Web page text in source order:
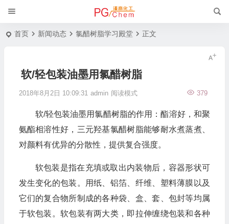
首页 新闻动态 氯醋树脂学习殿堂 正文
软/轻包装油墨用氯醋树脂
2018年8月2日 10:09:31 admin 379
阅读模式
软/轻包装油墨用氯醋树脂的作用：酯溶好，和聚
氨酯相溶性好，三元羟基氯醋树脂能够耐水煮蒸煮、
对颜料有优异的分散性，提供复合强度。
软包装是指在充填或取出内装物后，容器形状可
发生变化的包装。用纸、铝箔、纤维、塑料薄膜以及
它们的复合物所制成的各种袋、盒、套、包封等均属
于软包装。软包装有两大类，即拉伸缠绕包装和各种